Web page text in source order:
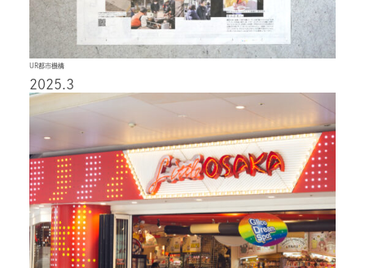
UR都市機構
2025.3